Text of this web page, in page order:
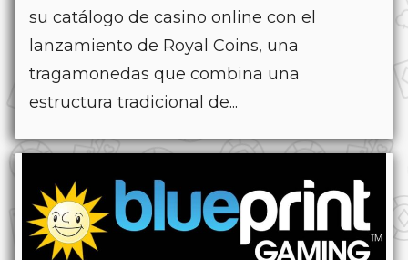
su catálogo de casino online con el
lanzamiento de Royal Coins, una
tragamonedas que combina una
estructura tradicional de...